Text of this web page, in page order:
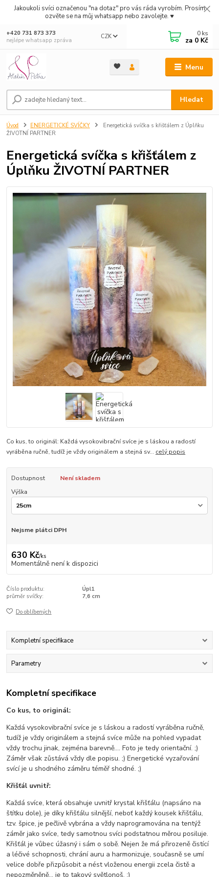
Jakoukoli svíci označenou "na dotaz" pro vás ráda vyrobím. Prosím
ozvěte se na můj whatsapp nebo zavolejte. ♥
Menu
CZK
Hledat
+420 731 873 373
nejlépe whatsapp zpráva
0 ks
za 0 Kč
Úvod ENERGETICKÉ SVÍČKY
Energetická svíčka s křišťálem z Úplňku
ŽIVOTNÍ PARTNER
Energetická svíčka s křišťálem z
Úplňku ŽIVOTNÍ PARTNER
Co kus, to originál: Každá vysokovibrační svíce je s láskou a radostí
vyráběna ručně, tudíž je vždy originálem a stejná sv... celý popis
Dostupnost
Není skladem
Výška
Nejsme plátci DPH
630 Kč/ks
Momentálně není k dispozici
Číslo produktu:
Úpl1
průměr svíčky:
7,6 cm
Do oblíbených
Kompletní specifikace
Parametry
Kompletní specifikace
Co kus, to originál:
Každá vysokovibrační svíce je s láskou a radostí vyráběna ručně,
tudíž je vždy originálem a stejná svíce může na pohled vypadat
vždy trochu jinak, zejména barevně.... Foto je tedy orientační. ;)
Záměr však zůstává vždy dle popisu. ;) Energetické vyzařování
svící je u shodného záměru téměř shodné. ;)
Křišťál uvnitř:
Každá svíce, která obsahuje uvnitř krystal křišťálu (napsáno na
štítku dole), je díky křišťálu silnější, neboť každý kousek křišťálu,
tzv. špice, je pečlivě vybrána a vždy naprogramována na tentýž
záměr jako svíce, tedy samotnou svíci podstatnou měrou posiluje.
Křišťál je vůbec úžasný i sám o sobě. Nejen že má přirozeně čistící
a léčivé schopnosti, chrání auru a harmonizuje, současně se umí
velice dobře přizpůsobit a nést vloženou energii zcela čistě a
nepozměněně... je to takový světlonoš. ;)